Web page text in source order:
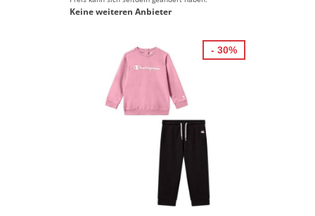
Keine weiteren Anbieter
- 30%